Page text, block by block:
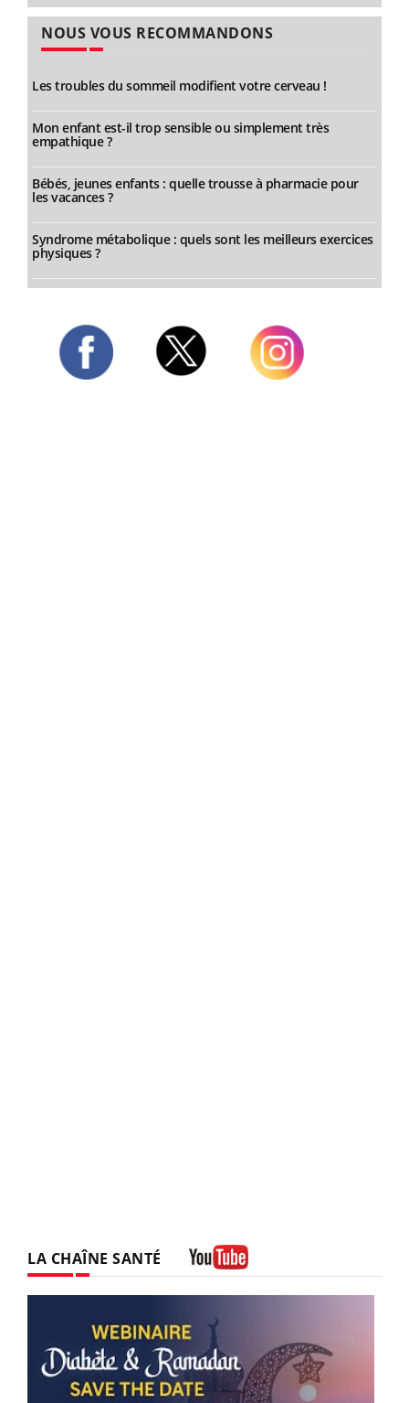
NOUS VOUS RECOMMANDONS
Les troubles du sommeil modifient votre cerveau !
Mon enfant est-il trop sensible ou simplement très
empathique ?
Bébés, jeunes enfants : quelle trousse à pharmacie pour
les vacances ?
Syndrome métabolique : quels sont les meilleurs exercices
physiques ?
LA CHAÎNE SANTÉ